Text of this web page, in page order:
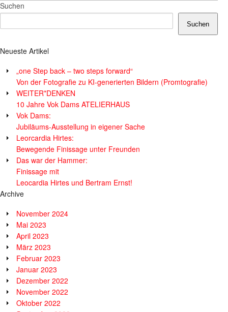
Suchen
Suchen
Neueste Artikel
„one Step back – two steps forward“
Von der Fotografie zu KI-generierten Bildern (Promtografie)
WEITER*DENKEN
10 Jahre Vok Dams ATELIERHAUS
Vok Dams:
Jubiläums-Ausstellung in eigener Sache
Leorcardia Hirtes:
Bewegende Finissage unter Freunden
Das war der Hammer:
Finissage mit
Leocardia Hirtes und Bertram Ernst!
Archive
November 2024
Mai 2023
April 2023
März 2023
Februar 2023
Januar 2023
Dezember 2022
November 2022
Oktober 2022